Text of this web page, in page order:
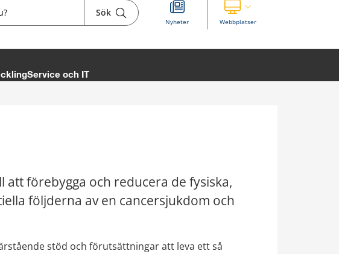
Sök
Nyheter WebbplatserVisa våra andra webbplatser
Service och IT
förebygga och reducera de fysiska,
följderna av en cancersjukdom och
stöd och förutsättningar att leva ett så